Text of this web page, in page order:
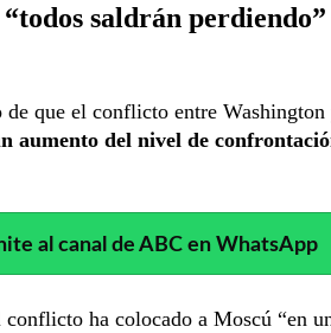
saldrán perdiendo”
que el conflicto entre Washington
aumento del nivel de
al canal de ABC en WhatsApp
conflicto ha colocado a Moscú “en